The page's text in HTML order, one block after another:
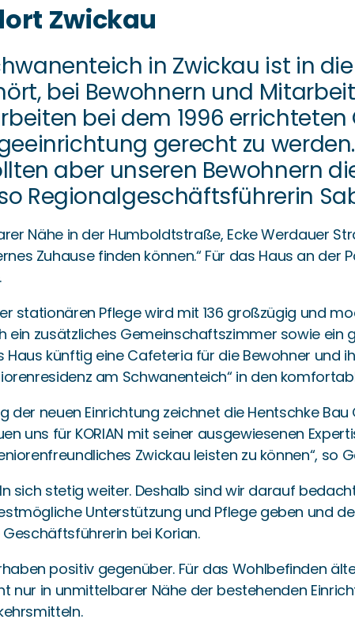
Zwickau
in Zwickau ist in
bei Bewohnern und
bei dem 1996
gerecht zu
aber unseren Bewohnern
Regionalgeschäftsführerin
Nähe in der Humboldtstraße, Ecke Werdauer
Zuhause finden können.“ Für das Haus an
stationären Pflege wird mit 136 großzügig und
ein zusätzliches Gemeinschaftszimmer sowie
künftig eine Cafeteria für die Bewohner und
am Schwanenteich“ in den
der neuen Einrichtung zeichnet die Hentschke
uns für KORIAN mit seiner ausgewiesenen
Zwickau leisten zu können“, so
sich stetig weiter. Deshalb sind wir darauf
Unterstützung und Pflege geben und
bei Korian.
positiv gegenüber. Für das Wohlbefinden
nur in unmittelbarer Nähe der bestehenden